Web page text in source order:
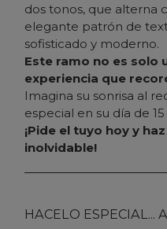
dos tonos, que alterna
elegante patrón de
sofisticado y moderno.
Este ramo no es solo
experiencia que
Imagina su sonrisa al
especial en su día de 15
¡Pide el tuyo hoy y
inolvidable!
HACELO ESPECIAL...